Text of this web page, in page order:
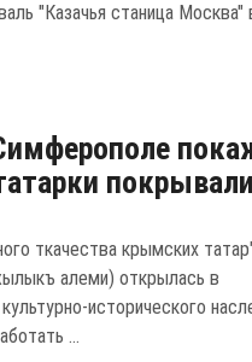
"Казачья станица Москва"
ткачества крымских
алеми) открылась в
исторического
...